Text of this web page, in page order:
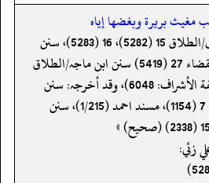
بريرة وبغضها إياه
« صحیح البخاری/الطلاق 15 (5282)، 16 (5283)، سنن
النسائی/ آداب القضاء 27 (5419) سنن ابن ماجہ/الطلاق
29 (2075)، (تحفة الأشراف: 6048)، وقد أخرجہ: سنن
الترمذی/الرضاع 7 (1154)، مسند احمد (1/215)، سنن
زئي: